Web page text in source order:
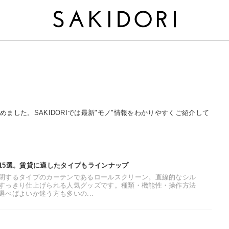
ました。SAKIDORIでは最新"モノ"情報をわかりやすくご紹介して
選。賃貸に適したタイプもラインナップ
するタイプのカーテンであるロールスクリーン。直線的なシル
っきり仕上げられる人気グッズです。種類・機能性・操作方法
べばよいか迷う方も多いの...